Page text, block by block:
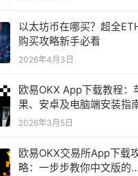
以太坊币在哪买？超全
购买攻略新手必看
2026年4月3日
欧易OKX App下载教程：
果、安卓及电脑端安装指
2026年3月5日
欧易OKX交易所App下载
略：一步步教你中文版的下